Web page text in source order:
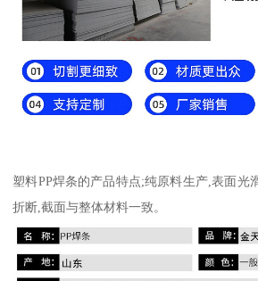
塑料PP焊条的产品特点;纯原料生产,表面光
折断,截面与整体材料一致。